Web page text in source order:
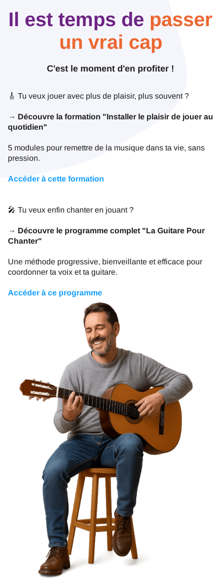
Il est temps de passer
un vrai cap
C'est le moment d'en profiter !
🎸 Tu veux jouer avec plus de plaisir, plus souvent ?
→ Découvre la formation "Installer le plaisir de jouer au
quotidien"
5 modules pour remettre de la musique dans ta vie, sans
pression.
Accéder à cette formation
🎤 Tu veux enfin chanter en jouant ?
→ Découvre le programme complet "La Guitare Pour
Chanter"
Une méthode progressive, bienveillante et efficace pour
coordonner ta voix et ta guitare.
Accéder à ce programme